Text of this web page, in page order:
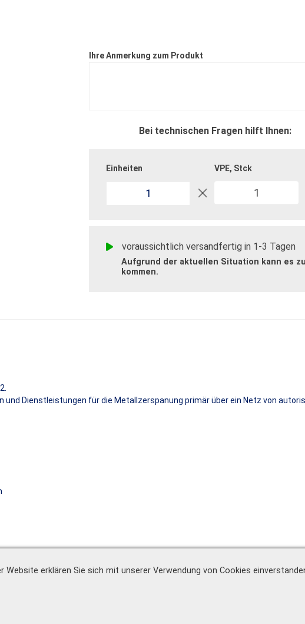
Website erklären Sie sich mit unserer Verwendung von Cookies
Ihre Anmerkung zum Produkt
Bei technischen Fragen hilft Ihnen:
Einheiten VPE Stck
1
voraussichtlich versandfertig in 1-3 Tagen
Aufgrund der aktuellen Situation kann es
kommen.
und Dienstleistungen für die Metallzerspanung primär über ein Netz von